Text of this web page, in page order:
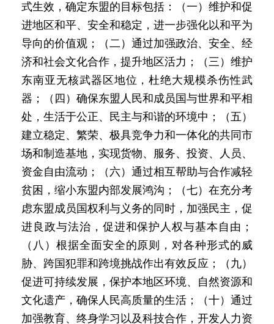
式生效，确定东盟的目标包括：（一）维护和促
进地区和平、安全和稳定，进一步强化以和平为
导向的价值观；（二）通过加强政治、安全、经
济和社会文化合作，提升地区活力；（三）维护
东南亚无核武器区地位，杜绝大规模杀伤性武
器；（四）确保东盟人民和成员国与世界和平相
处，生活于公正、民主与和谐的环境中；（五）
建立稳定、繁荣、极具竞争力和一体化的共同市
场和制造基地，实现货物、服务、投资、人员、
资金自由流动；（六）通过相互帮助与合作减轻
贫困，缩小东盟内部发展鸿沟；（七）在充分考
虑东盟成员国权利与义务的同时，加强民主，促
进良政与法治，促进和保护人权与基本自由；
（八）根据全面安全的原则，对各种形式的威
胁、跨国犯罪和跨境挑战作出有效反应；（九）
促进可持续发展，保护本地区环境、自然资源和
文化遗产，确保人民高质量的生活；（十）通过
加强教育、终身学习以及科技合作，开发人力资